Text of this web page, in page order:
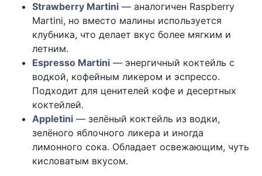
Strawberry Martini — аналогичен Raspberry
Martini, но вместо малины используется
клубника, что делает вкус более мягким и
летним.
Espresso Martini — энергичный коктейль с
водкой, кофейным ликером и эспрессо.
Подходит для ценителей кофе и десертных
коктейлей.
Appletini — зелёный коктейль из водки,
зелёного яблочного ликера и иногда
лимонного сока. Обладает освежающим, чуть
кисловатым вкусом.